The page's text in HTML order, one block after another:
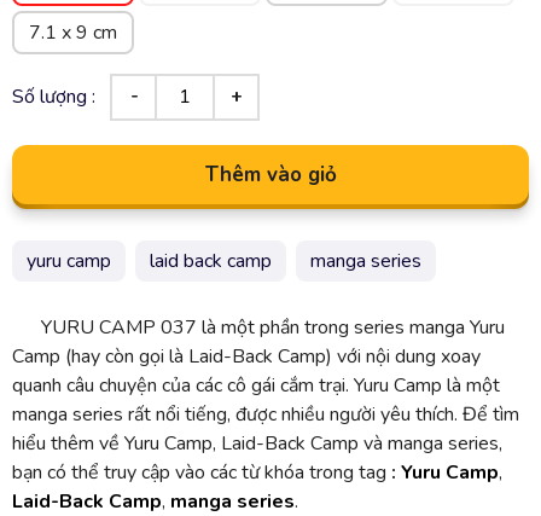
7.1 x 9 cm
Số lượng :
Thêm vào giỏ
yuru camp laid back camp manga series
YURU CAMP 037 là một phần trong series manga Yuru
Camp (hay còn gọi là Laid-Back Camp) với nội dung xoay
quanh câu chuyện của các cô gái cắm trại. Yuru Camp là một
manga series rất nổi tiếng, được nhiều người yêu thích. Để tìm
hiểu thêm về Yuru Camp, Laid-Back Camp và manga series,
bạn có thể truy cập vào các từ khóa trong tag : Yuru Camp,
Laid-Back Camp, manga series.